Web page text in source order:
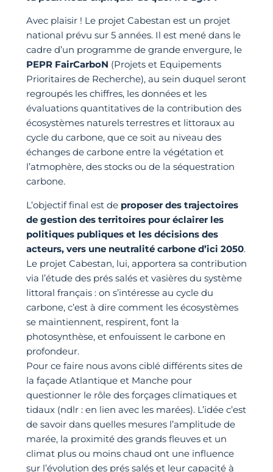
Avec plaisir ! Le projet Cabestan est un projet
national prévu sur 5 années. Il est mené dans le
cadre d’un programme de grande envergure, le
PEPR FairCarboN (Projets et Equipements
Prioritaires de Recherche), au sein duquel seront
regroupés les chiffres, les données et les
évaluations quantitatives de la contribution des
écosystèmes naturels terrestres et littoraux au
cycle du carbone, que ce soit au niveau des
échanges de carbone entre la végétation et
l’atmophère, des stocks ou de la séquestration
carbone.
L’objectif final est de proposer des trajectoires
de gestion des territoires pour éclairer les
politiques publiques et les décisions des
acteurs, vers une neutralité carbone d’ici 2050.
Le projet Cabestan, lui, apportera sa contribution
via l’étude des prés salés et vasières du système
littoral français : on s’intéresse au cycle du
carbone, c’est à dire comment les écosystèmes
se maintiennent, respirent, font la
photosynthèse, et enfouissent le carbone en
profondeur.
Pour ce faire nous avons ciblé différents sites de
la façade Atlantique et Manche pour
questionner le rôle des forçages climatiques et
tidaux (ndlr : en lien avec les marées). L’idée c’est
de savoir dans quelles mesures l’amplitude de
marée, la proximité des grands fleuves et un
climat plus ou moins chaud ont une influence
sur l’évolution des prés salés et leur capacité à